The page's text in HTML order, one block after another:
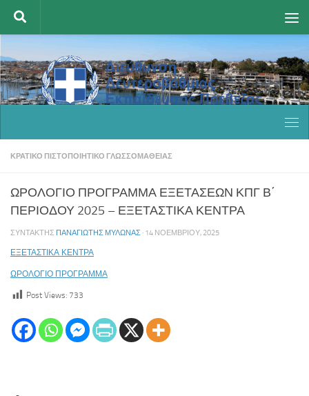
Skip to content
ΚΡΑΤΙΚΌ ΠΙΣΤΟΠΟΙΗΤΙΚΌ ΓΛΩΣΣΟΜΆΘΕΙΑΣ
ΩΡΟΛΟΓΙΟ ΠΡΟΓΡΑΜΜΑ ΕΞΕΤΑΣΕΩΝ ΚΠΓ Β΄
ΠΕΡΙΟΔΟΥ 2025 – ΕΞΕΤΑΣΤΙΚΑ ΚΕΝΤΡΑ
ΣΥΝΤΆΚΤΗΣ ΠΑΝΑΓΙΏΤΗΣ ΜΥΛΩΝΆΣ · 14 ΝΟΕΜΒΡΊΟΥ, 2025
ΕΞΕΤΑΣΤΙΚΑ ΚΕΝΤΡΑ
ΩΡΟΛΟΓΙΟ ΠΡΟΓΡΑΜΜΑ
Post Views: 733